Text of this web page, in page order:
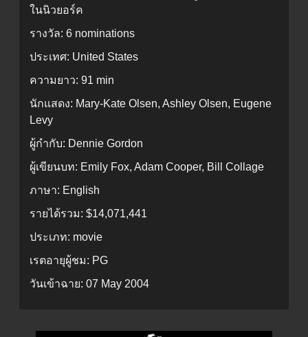
ในนิวยอร์ค
รางวัล: 6 nominations
ประเทศ: United States
ความยาว: 91 min
นักแสดง: Mary-Kate Olsen, Ashley Olsen, Eugene
Levy
ผู้กำกับ: Dennie Gordon
ผู้เขียนบท: Emily Fox, Adam Cooper, Bill Collage
ภาษา: English
รายได้รวม: $14,071,441
ประเภท: movie
เรตอายุผู้ชม: PG
วันเข้าฉาย: 07 May 2004